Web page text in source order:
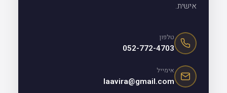
אישית.
טלפון
052-772-4703
אימייל
laavira@gmail.com